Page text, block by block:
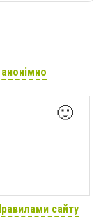
🙂
сайту